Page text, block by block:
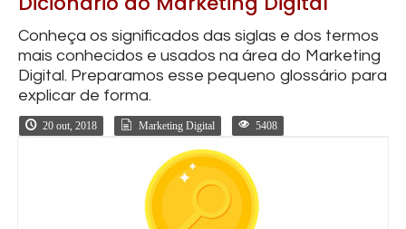
Conheça os significados das siglas e dos termos
mais conhecidos e usados na área do Marketing
Digital. Preparamos esse pequeno glossário para
explicar de forma.
20 out, 2018 Marketing Digital 5408